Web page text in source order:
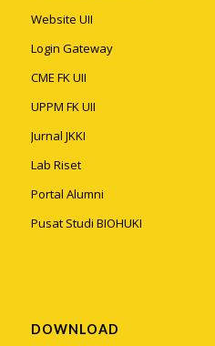
Website UII
Login Gateway
CME FK UII
UPPM FK UII
Jurnal JKKI
Lab Riset
Portal Alumni
Pusat Studi BIOHUKI
DOWNLOAD